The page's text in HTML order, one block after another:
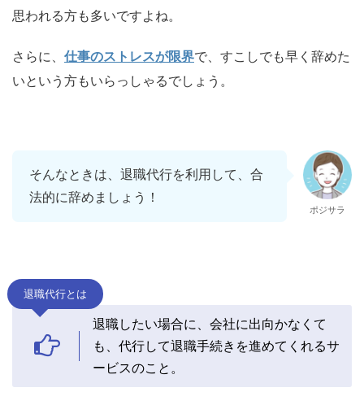
思われる方も多いですよね。
さらに、 仕事のストレスが限界で、すこしでも早く辞めた
いという方もいらっしゃるでしょう。
そんなときは、退職代行を利用して、合
法的に辞めましょう！
ポジサラ
退職代行とは
退職したい場合に、会社に出向かなくて
も、代行して退職手続きを進めてくれるサ
ービスのこと。